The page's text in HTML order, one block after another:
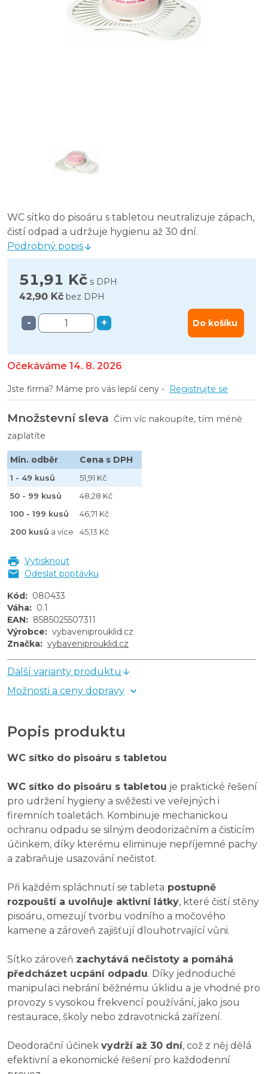
vybaveniprouklid.cz vonná síťka do pisoárů - fotbal s
CLEAMEN pisoárové sítko voňavé erb žluté - mango
vybaveniprouklid.cz vonné Sítko do pisoáru
WC sítko do pisoáru s tabletou neutralizuje zápach,
čistí odpad a udržuje hygienu až 30 dní.
Podrobný popis
51,91 Kč s DPH
42,90 Kč bez DPH
- + Do košíku
Očekáváme 14. 8. 2026
Jste firma? Máme pro vás lepší ceny - Registrujte se
Množstevní sleva Čím víc nakoupíte, tím méně
zaplatíte
Min. odběr Cena s DPH
1 - 49 kusů
51,91 Kč
50 - 99 kusů
48,28 Kč
100 - 199 kusů
46,71 Kč
200 kusů a více 45,13 Kč
Vytisknout
Odeslat poptávku
Kód: 080433
Váha: 0.1
EAN: 8585025507311
Výrobce: vybaveniprouklid.cz
Značka: vybaveniprouklid.cz
Další varianty produktu
Možnosti a ceny dopravy
Popis produktu
WC sítko do pisoáru s tabletou
WC sítko do pisoáru s tabletou je praktické řešení
pro udržení hygieny a svěžesti ve veřejných i
firemních toaletách. Kombinuje mechanickou
ochranu odpadu se silným deodorizačním a čisticím
účinkem, díky kterému eliminuje nepříjemné pachy
a zabraňuje usazování nečistot.
Při každém spláchnutí se tableta postupně
rozpouští a uvolňuje aktivní látky, které čistí stěny
pisoáru, omezují tvorbu vodního a močového
kamene a zároveň zajišťují dlouhotrvající vůni.
Sítko zároveň zachytává nečistoty a pomáhá
předcházet ucpání odpadu. Díky jednoduché
manipulaci nebrání běžnému úklidu a je vhodné pro
provozy s vysokou frekvencí používání, jako jsou
restaurace, školy nebo zdravotnická zařízení.
Deodorační účinek vydrží až 30 dní, což z něj dělá
efektivní a ekonomické řešení pro každodenní